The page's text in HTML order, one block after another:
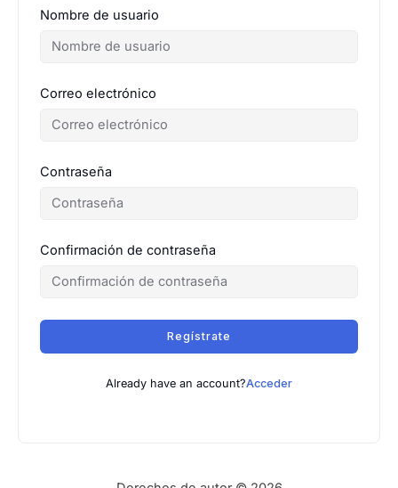
Nombre de usuario
Correo electrónico
Contraseña
Confirmación de contraseña
Regístrate
Already have an account?Acceder